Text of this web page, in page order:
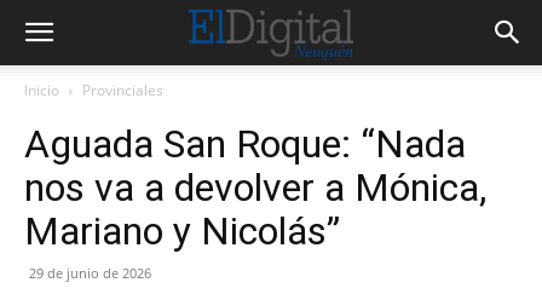
Inicio Provinciales
Aguada San Roque: “Nada
nos va a devolver a Mónica,
Mariano y Nicolás”
29 de junio de 2026